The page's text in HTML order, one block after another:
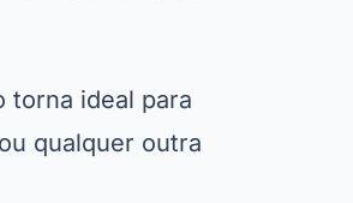
torna ideal para
qualquer outra